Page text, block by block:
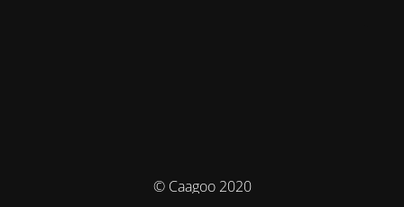
© Caagoo 2020